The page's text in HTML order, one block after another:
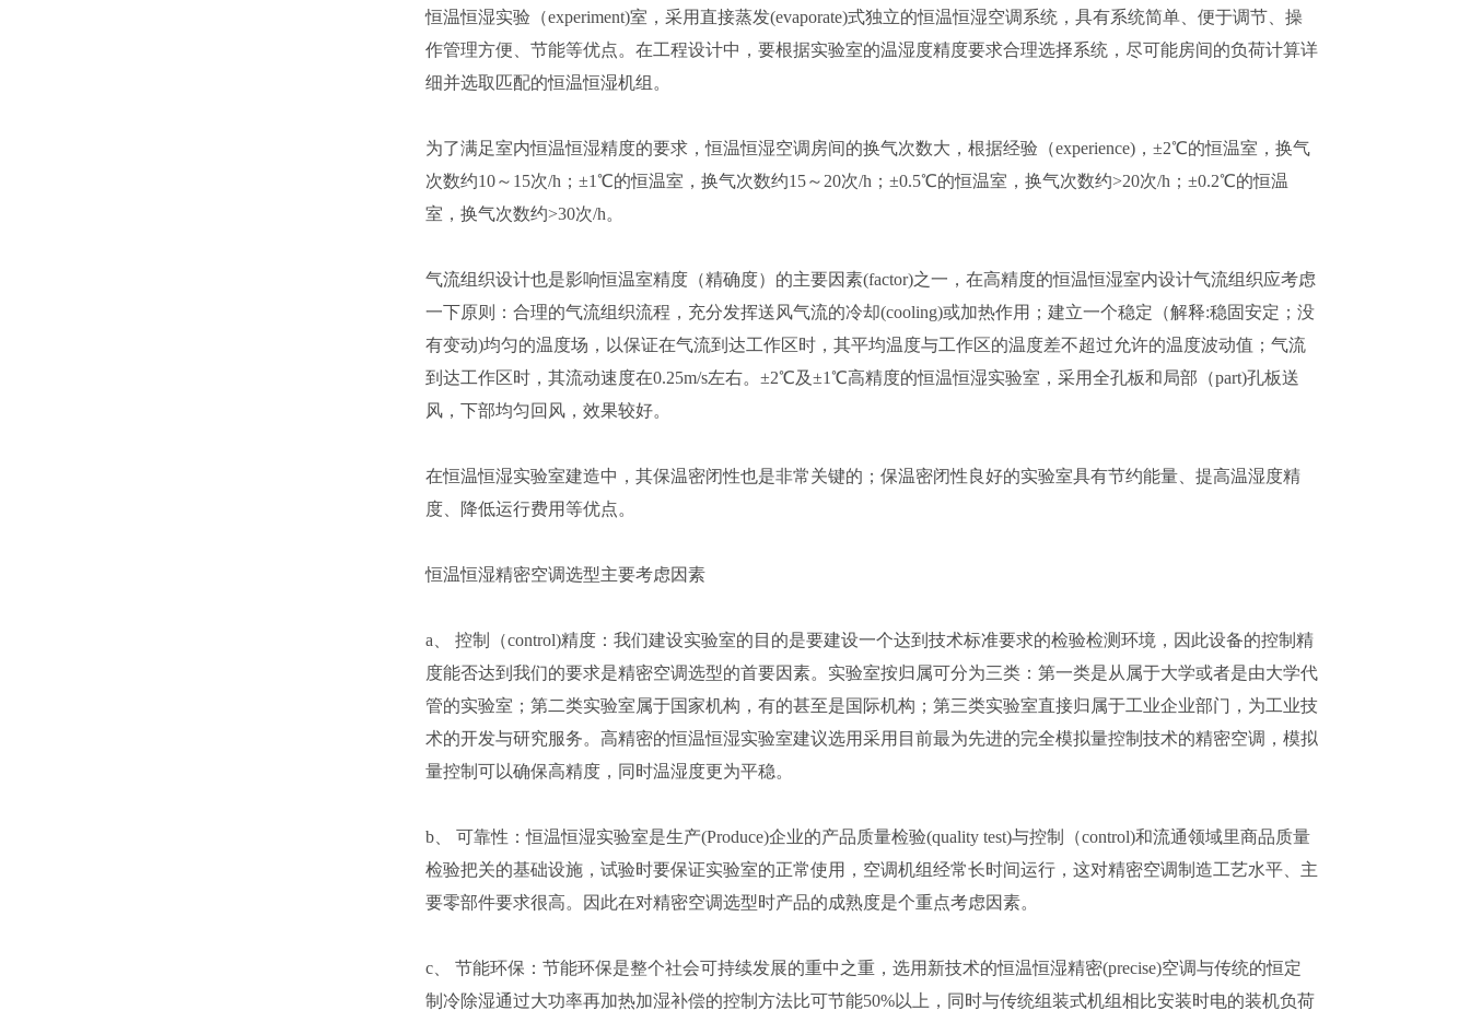
恒温恒湿实验（experiment)室，采用直接蒸发(evaporate)式独立的恒温恒湿空调系统，具有系统简单、便于调节、操
作管理方便、节能等优点。在工程设计中，要根据实验室的温湿度精度要求合理选择系统，尽可能房间的负荷计算详
细并选取匹配的恒温恒湿机组。
为了满足室内恒温恒湿精度的要求，恒温恒湿空调房间的换气次数大，根据经验（experience)，±2℃的恒温室，换气
次数约10～15次/h；±1℃的恒温室，换气次数约15～20次/h；±0.5℃的恒温室，换气次数约>20次/h；±0.2℃的恒温
室，换气次数约>30次/h。
气流组织设计也是影响恒温室精度（精确度）的主要因素(factor)之一，在高精度的恒温恒湿室内设计气流组织应考虑
一下原则：合理的气流组织流程，充分发挥送风气流的冷却(cooling)或加热作用；建立一个稳定（解释:稳固安定；没
有变动)均匀的温度场，以保证在气流到达工作区时，其平均温度与工作区的温度差不超过允许的温度波动值；气流
到达工作区时，其流动速度在0.25m/s左右。±2℃及±1℃高精度的恒温恒湿实验室，采用全孔板和局部（part)孔板送
风，下部均匀回风，效果较好。
在恒温恒湿实验室建造中，其保温密闭性也是非常关键的；保温密闭性良好的实验室具有节约能量、提高温湿度精
度、降低运行费用等优点。
恒温恒湿精密空调选型主要考虑因素
a、 控制（control)精度：我们建设实验室的目的是要建设一个达到技术标准要求的检验检测环境，因此设备的控制精
度能否达到我们的要求是精密空调选型的首要因素。实验室按归属可分为三类：第一类是从属于大学或者是由大学代
管的实验室；第二类实验室属于国家机构，有的甚至是国际机构；第三类实验室直接归属于工业企业部门，为工业技
术的开发与研究服务。高精密的恒温恒湿实验室建议选用采用目前最为先进的完全模拟量控制技术的精密空调，模拟
量控制可以确保高精度，同时温湿度更为平稳。
b、 可靠性：恒温恒湿实验室是生产(Produce)企业的产品质量检验(quality test)与控制（control)和流通领域里商品质量
检验把关的基础设施，试验时要保证实验室的正常使用，空调机组经常长时间运行，这对精密空调制造工艺水平、主
要零部件要求很高。因此在对精密空调选型时产品的成熟度是个重点考虑因素。
c、 节能环保：节能环保是整个社会可持续发展的重中之重，选用新技术的恒温恒湿精密(precise)空调与传统的恒定
制冷除湿通过大功率再加热加湿补偿的控制方法比可节能50%以上，同时与传统组装式机组相比安装时电的装机负荷